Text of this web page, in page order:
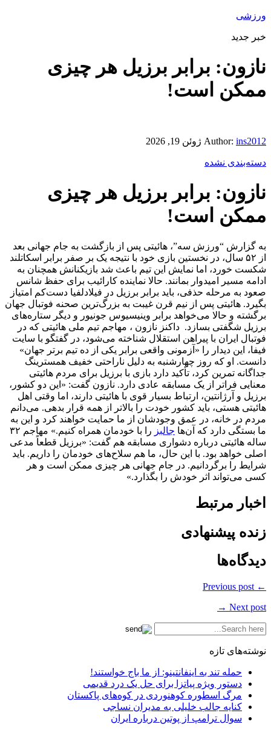
ورزشی
خبر جدید
نازون: برابر برزیل هر چیزی
ممکن است!
Author: ins2012 ژوئن 19, 2026
دسته‌بندی نشده
نازون: برابر برزیل هر چیزی
ممکن است!
به گزارش “ورزش سه”، هائیتی پس از بازگشت به جام جهانی بعد
از ۵۲ سال، در نخستین بازی خود با نتیجه یک بر صفر برابر اسکاتلند
شکست خورد، اما نمایش این تیم باعث شد بازیکنانش همچنان به
ادامه مسیر امیدوار بمانند. حالا نماینده کارائیب برای حفظ شانس
صعود به مرحله حذفی، باید برابر برزیل در فیلادلفیا دست‌کم امتیاز
بگیرد. هائیتی پس از نیم قرن غیبت به بزرگ‌ترین صحنه فوتبال جهان
برگشته و حالا می‌خواهد برابر وینیسیوس جونیور و دیگر ستاره‌های
برزیل شگفتی بسازد. داکنز نازون ، مهاجم تیم ملی هائیتی که در
فوتبال ایران با پیراهن استقلال شناخته می‌شود، در گفتگو با سایت
فیفا، این دیدار را «آزمونی واقعی برابر یکی از ده تیم برتر جهان»
دانست. او که روز چهارشنبه به دلیل ناراحتی خفیف همسترینگ
جداگانه تمرین کرد، تأکید دارد بازی با برزیل برای مردم هائیتی
معنایی فراتر از یک مسابقه عادی دارد. نازون گفت: «این دو کشور،
برزیل و آرژانتین، ارتباط بسیار قوی با هائیتی دارند، اما وقتی اهل
هائیتی هستی، باید کشور خودت را بالاتر از همه قرار بدهی. می‌دانم
مردم در خانه، در عمق وجودشان از ما حمایت خواهند کرد و این به
ما بستگی دارد که آن‌ها جالبز
را با خودمان همراه کنیم.» مهاجم ۳۲
ساله هائیتی درباره دشواری مسابقه هم گفت: «برزیل قطعاً مدعی
اصلی خواهد بود. با این حال، ما هم سلاح‌های خودمان را داریم. باید
شرایط را برگردانیم. در جام جهانی هر چیزی ممکن است و هر
کسی می‌تواند اثر خودش را بگذارد.»
اخبار مرتبط
زنده پیشنهادی
دیدگاه‌ها
← Previous post
Next post →
نوشته‌های تازه
حمله تند به اینفانتینو: از ما باج خواستند!
دستور ویژه پیاتزا برای حل یک درد قدیمی
مرگ اسطوره کوهنوردی در کوه‌های پاکستان
کنایه جالب خلیلی به مدیران نساجی
سوال ترامپ از پوتین درباره ایران